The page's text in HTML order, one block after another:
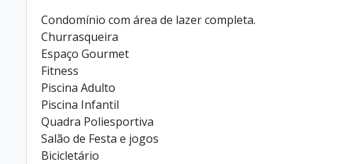
Condomínio com área de lazer completa.
Churrasqueira
Espaço Gourmet
Fitness
Piscina Adulto
Piscina Infantil
Quadra Poliesportiva
Salão de Festa e jogos
Bicicletário